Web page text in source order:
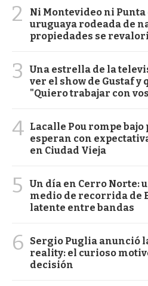
2
Ni Montevideo ni Punta
uruguaya rodeada de
propiedades se
3
Una estrella de la
ver el show de Gustaf y
"Quiero trabajar con
4 Lacalle Pou rompe
esperan con
en Ciudad Vieja
5
Un día en Cerro Norte:
medio de recorrida de
latente entre bandas
6
Sergio Puglia anunció
reality: el curioso
decisión